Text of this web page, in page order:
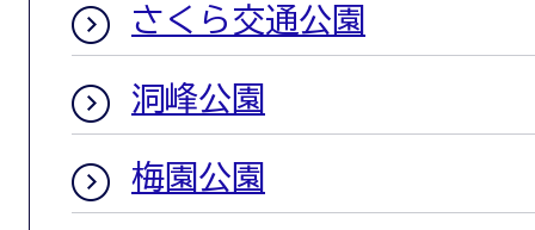
さくら交通公園
洞峰公園
梅園公園